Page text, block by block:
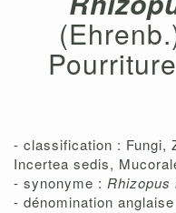
- classification : Fungi,
Incertea sedis,
- synonyme : Rhizopus
- dénomination